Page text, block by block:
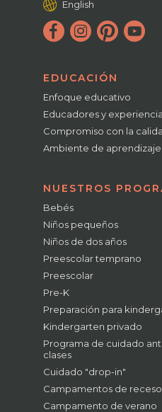
English
EDUCACIÓN
Enfoque educativo
Educadores y experiencia
Compromiso con la
Ambiente de aprendizaje
NUESTROS
Bebés
Niños pequeños
Niños de dos años
Preescolar temprano
Preescolar
Pre-K
Preparación para
Kindergarten privado
Programa de cuidado
clases
Cuidado "drop-in"
Campamentos de
Campamento de verano